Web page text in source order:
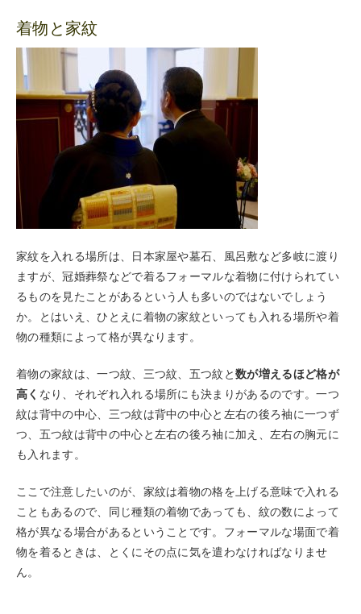
着物と家紋
家紋を入れる場所は、日本家屋や墓石、風呂敷など多岐に渡り
ますが、冠婚葬祭などで着るフォーマルな着物に付けられてい
るものを見たことがあるという人も多いのではないでしょう
か。とはいえ、ひとえに着物の家紋といっても入れる場所や着
物の種類によって格が異なります。
着物の家紋は、一つ紋、三つ紋、五つ紋と数が増えるほど格が
高く なり、それぞれ入れる場所にも決まりがあるのです。一つ
紋は背中の中心、三つ紋は背中の中心と左右の後ろ袖に一つず
つ、五つ紋は背中の中心と左右の後ろ袖に加え、左右の胸元に
も入れます。
ここで注意したいのが、家紋は着物の格を上げる意味で入れる
こともあるので、同じ種類の着物であっても、紋の数によって
格が異なる場合があるということです。フォーマルな場面で着
物を着るときは、とくにその点に気を遣わなければなりませ
ん。